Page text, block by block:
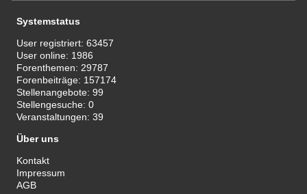
Systemstatus
User registriert:63457
User online: 1986
Forenthemen: 29787
Forenbeiträge: 157174
Stellenangebote:99
Stellengesuche:0
Veranstaltungen:39
Über uns
Kontakt
Impressum
AGB